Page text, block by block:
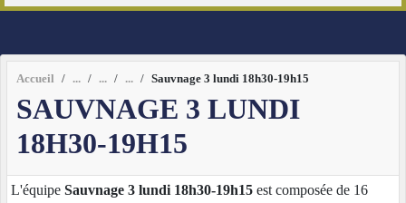
Accueil Sauvnage 3 lundi 18h30-19h15
SAUVNAGE 3 LUNDI
18H30-19H15
L'équipe Sauvnage 3 lundi 18h30-19h15 est composée de 16